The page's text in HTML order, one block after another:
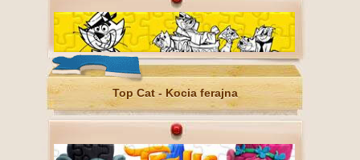
Top Cat - Kocia ferajna